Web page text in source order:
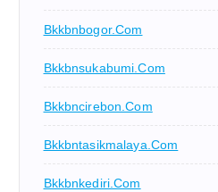
Bkkbnbogor.com
Bkkbnsukabumi.com
Bkkbncirebon.com
Bkkbntasikmalaya.com
Bkkbnkediri.com